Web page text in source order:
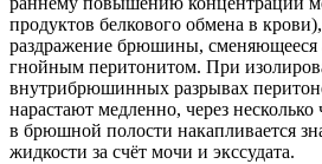
продуктов белкового обмена в
раздражение брюшины, сменяющееся
гнойным перитонитом. При
внутрибрюшинных разрывах
нарастают медленно, через
в брюшной полости накапливается
жидкости за счёт мочи и экссудата.